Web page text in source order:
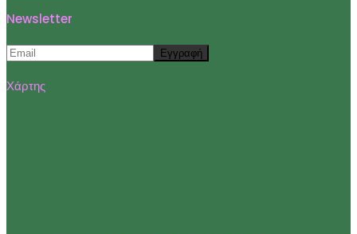
Newsletter
Χάρτης